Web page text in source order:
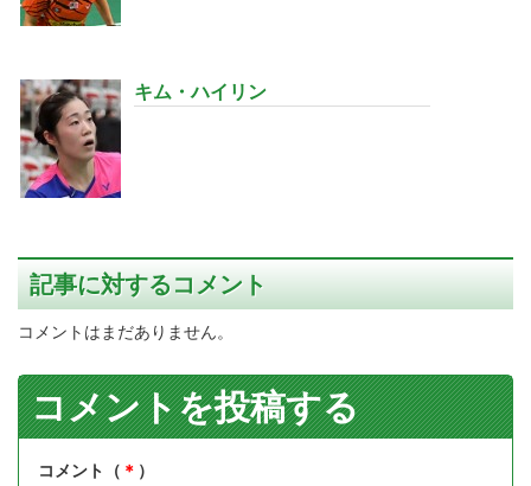
キム・ハイリン
記事に対するコメント
コメントはまだありません。
コメントを投稿する
コメント（ ＊ ）